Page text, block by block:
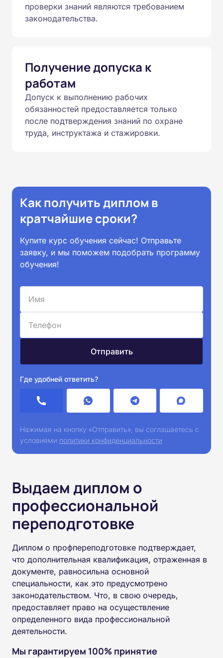
проверки знаний являются требованием
законодательства.
Получение допуска к
работам
Допуск к выполнению рабочих
обязанностей предоставляется только
после подтверждения знаний по охране
труда, инструктажа и стажировки.
Как получить диплом в
кратчайшие сроки?
Купите курс обучения сейчас! Отправьте
заявку, и мы поможем подобрать программу
обучения!
Где удобней ответить?
Нажимая на кнопку «Отправить», вы соглашаетесь с
условиями политики конфиденциальности
Выдаем диплом о
профессиональной
переподготовке
Диплом о профпереподготовке подтверждает,
что дополнительная квалификация, отраженная в
документе, равносильна основной
специальности, как это предусмотрено
законодательством. Что, в свою очередь,
предоставляет право на осуществление
определенного вида профессиональной
деятельности.
Мы гарантируем 100% принятие